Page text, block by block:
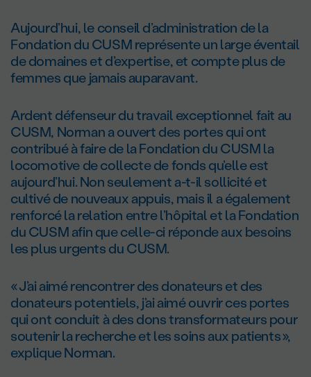
Aujourd’hui, le conseil d’administration de la
Fondation du CUSM représente un large éventail
de domaines et d’expertise, et compte plus de
femmes que jamais auparavant.
Ardent défenseur du travail exceptionnel fait au
CUSM, Norman a ouvert des portes qui ont
contribué à faire de la Fondation du CUSM la
locomotive de collecte de fonds qu’elle est
aujourd’hui. Non seulement a-t-il sollicité et
cultivé de nouveaux appuis, mais il a également
renforcé la relation entre l’hôpital et la Fondation
du CUSM afin que celle-ci réponde aux besoins
les plus urgents du CUSM.
« J’ai aimé rencontrer des donateurs et des
donateurs potentiels, j’ai aimé ouvrir ces portes
qui ont conduit à des dons transformateurs pour
soutenir la recherche et les soins aux patients »,
explique Norman.